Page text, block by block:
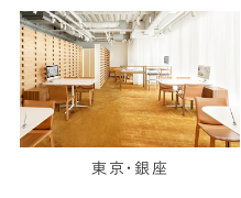
東京・銀座